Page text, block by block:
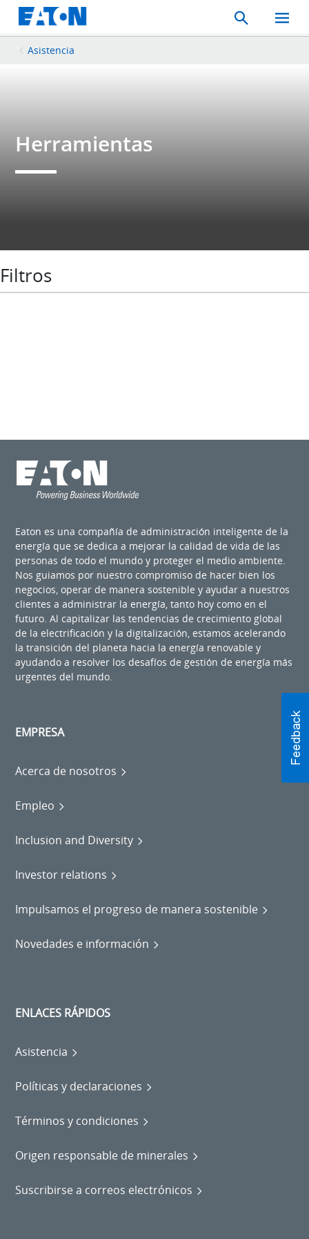
Search
Toggle
Mobile
Asistencia
Herramientas
Filtros
Eaton es una compañía de administración inteligente de la
energía que se dedica a mejorar la calidad de vida de las
personas de todo el mundo y proteger el medio ambiente.
Nos guiamos por nuestro compromiso de hacer bien los
negocios, operar de manera sostenible y ayudar a nuestros
clientes a administrar la energía, tanto hoy como en el
futuro. Al capitalizar las tendencias de crecimiento global
de la electrificación y la digitalización, estamos acelerando
la transición del planeta hacia la energía renovable y
ayudando a resolver los desafíos de gestión de energía más
urgentes del mundo.
EMPRESA
Acerca de nosotros
Empleo
Inclusion and Diversity
Investor relations
Impulsamos el progreso de manera sostenible
Novedades e información
ENLACES RÁPIDOS
Asistencia
Políticas y declaraciones
Términos y condiciones
Origen responsable de minerales
Suscribirse a correos electrónicos